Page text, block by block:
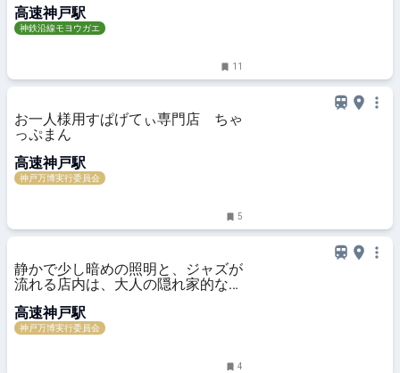
高速神戸駅
神鉄沿線モヨウガエ
11
お一人様用すぱげてぃ専門店 ちゃ
っぷまん
高速神戸駅
神戸万博実行委員会
5
静かで少し暗めの照明と、ジャズが
流れる店内は、大人の隠れ家的な雰
高速神戸駅
神戸万博実行委員会
4